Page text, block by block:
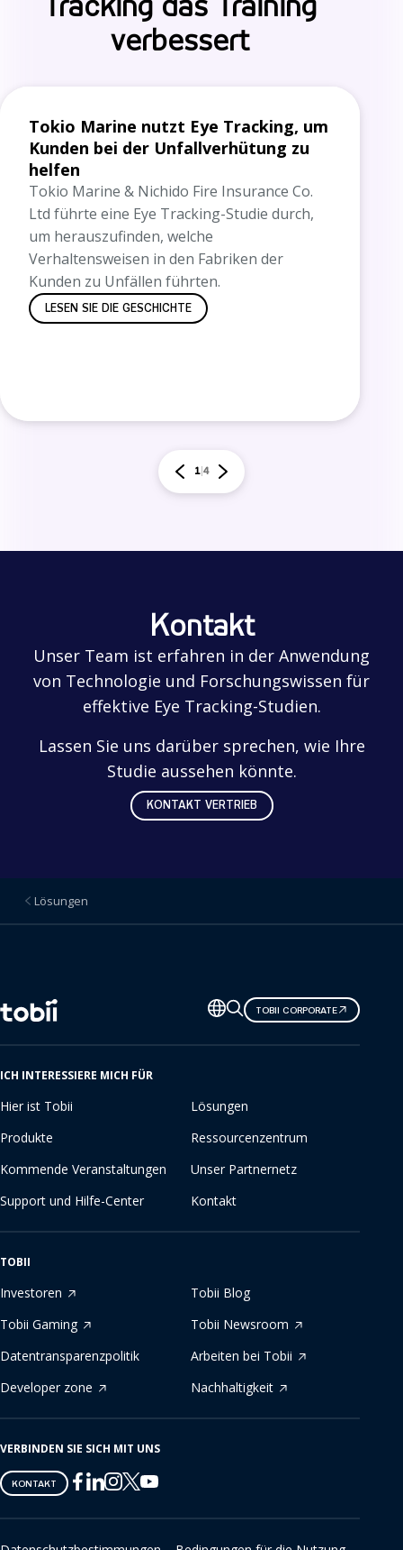
verbessert
Tokio Marine nutzt Eye Tracking, um
Kunden bei der Unfallverhütung zu
helfen
Tokio Marine & Nichido Fire Insurance Co.
Ltd führte eine Eye Tracking-Studie durch,
um herauszufinden, welche
Verhaltensweisen in den Fabriken der
Kunden zu Unfällen führten.
LESEN SIE DIE GESCHICHTE
1 4
Kontakt
Unser Team ist erfahren in der Anwendung
von Technologie und Forschungswissen für
effektive Eye Tracking-Studien.
Lassen Sie uns darüber sprechen, wie Ihre
Studie aussehen könnte.
KONTAKT VERTRIEB
Lösungen
Sprache
ändern
TOBII CORPORATE
ICH INTERESSIERE MICH FÜR
Hier ist Tobii
Lösungen
Produkte
Ressourcenzentrum
Kommende Veranstaltungen
Unser Partnernetz
Support und Hilfe-Center
Kontakt
TOBII
Investoren
Tobii Blog
Tobii Gaming
Tobii Newsroom
Datentransparenzpolitik
Arbeiten bei Tobii
Developer zone
Nachhaltigkeit
VERBINDEN SIE SICH MIT UNS
KONTAKT
Tobii
on
Facebook
Tobii
on
Linkedin
Tobii
on
Instagram
Tobii
on
Twitter
Tobii
on
Youtube